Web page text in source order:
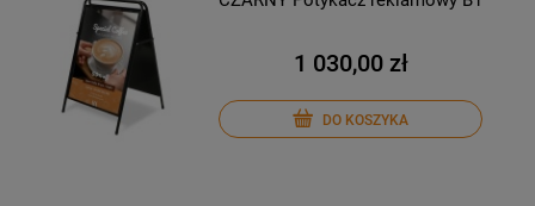
1 030,00 zł
DO KOSZYKA